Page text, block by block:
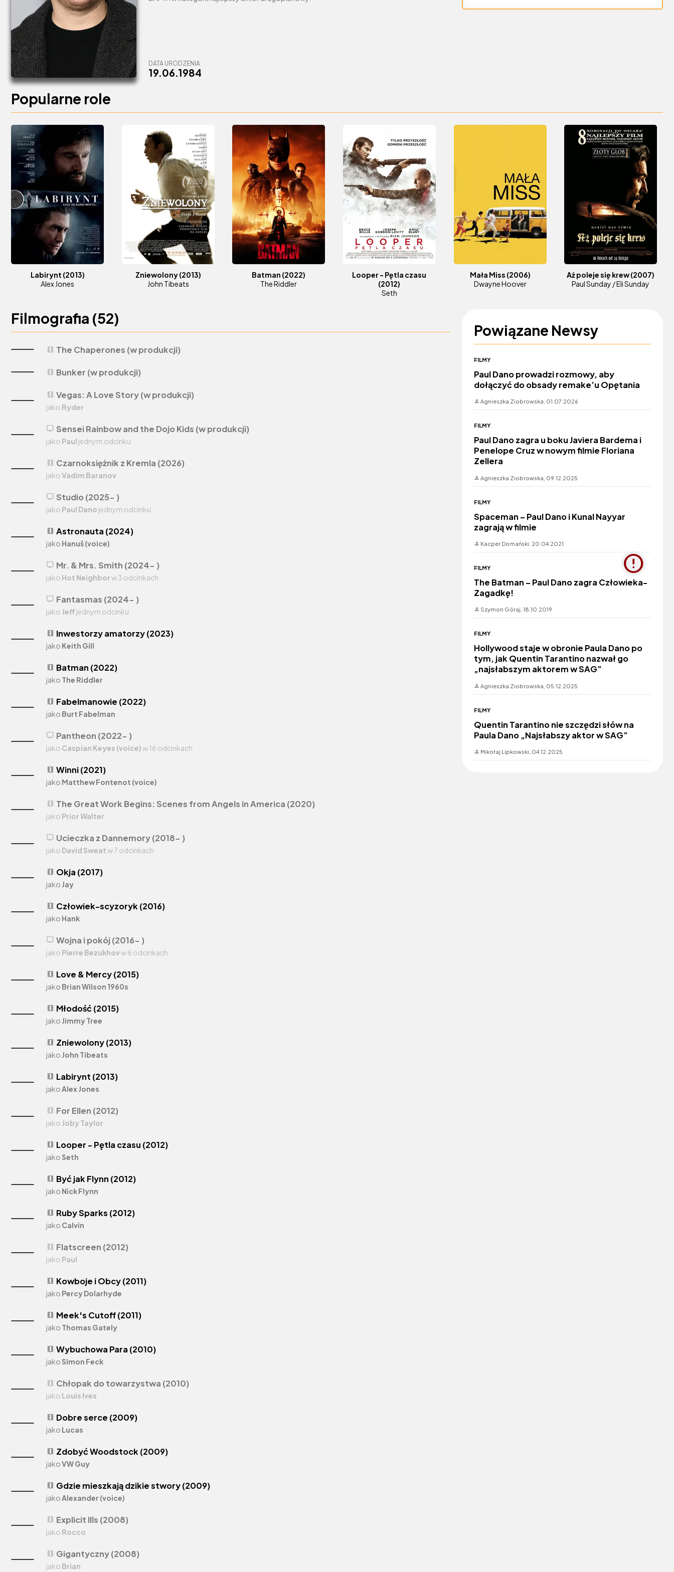
DATA URODZENIA
19.06.1984
Popularne role
Labirynt (2013)
Alex Jones
Zniewolony(2013)
John Tibeats
Batman (2022)
The Riddler
Looper - Pętla czasu
(2012)
Seth
Mała Miss (2006)
Dwayne Hoover
Aż poleje się krew(2007)
Paul Sunday / Eli Sunday
Filmografia (52)
theaters Explicit Ills (2008)
jako Rocco
theaters Dobre serce (2009)
jako Lucas
theaters Zdobyć Woodstock (2009)
jakoVW Guy
theaters Gigantyczny (2008)
jako Brian
theaters Wybuchowa Para (2010)
jako Simon Feck
theaters Gdzie mieszkają dzikie stwory (2009)
jakoAlexander (voice)
theaters Chłopak do towarzystwa (2010)
jako Louis Ives
theaters Kowboje i Obcy (2011)
jako Percy Dolarhyde
theaters For Ellen (2012)
jako Joby Taylor
theaters Meek's Cutoff (2011)
jako Thomas Gately
theaters Zniewolony (2013)
jako John Tibeats
theaters Looper - Pętla czasu (2012)
jako Seth
theaters Być jak Flynn (2012)
jako Nick Flynn
theaters Ruby Sparks (2012)
jako Calvin
theaters Labirynt (2013)
jakoAlex Jones
theaters Love & Mercy (2015)
jako Brian Wilson 1960s
theaters Inwestorzy amatorzy (2023)
jako Keith Gill
theaters Młodość (2015)
jako Jimmy Tree
theaters Człowiek-scyzoryk (2016)
jako Hank
theaters Czarnoksiężnik z Kremla (2026)
jakoVadim Baranov
theaters Okja (2017)
jako Jay
theaters Batman (2022)
jako The Riddler
theaters Flatscreen (2012)
jako Paul
theaters Winni (2021)
jako Matthew Fontenot (voice)
theaters The Great Work Begins: Scenes from Angels in America (2020)
jako Prior Walter
theaters Fabelmanowie (2022)
jako Burt Fabelman
theaters Astronauta (2024)
jako Hanuš (voice)
theaters The Chaperones (w produkcji)
theaters Bunker (w produkcji)
theaters Vegas: A Love Story (w produkcji)
jako Ryder
tv Wojna i pokój (2016- )
jako Pierre Bezukhovw 6 odcinkach
tv Ucieczka z Dannemory (2018- )
jako David Sweatw 7 odcinkach
tv Pantheon (2022- )
jako Caspian Keyes (voice)w 16 odcinkach
tv Sensei Rainbow and the Dojo Kids (w produkcji)
jako Paul jednym odcinku
tv Mr. & Mrs. Smith (2024- )
jako Hot Neighborw 3 odcinkach
tv Fantasmas (2024- )
jako Jeff jednym odcinku
tv Studio (2025- )
jako Paul Dano jednym odcinku
Powiązane Newsy
FILMY
Paul Dano prowadzi rozmowy, aby
dołączyć do obsady remake’u Opętania
Agnieszka Ziobrowska, 01.07.2026
FILMY
Paul Dano zagra u boku Javiera Bardema i
Penelope Cruz w nowym filmie Floriana
Zellera
Agnieszka Ziobrowska, 09.12.2025
FILMY
Spaceman – Paul Dano i Kunal Nayyar
zagrają w filmie
Kacper Domański, 20.04.2021
FILMY
The Batman – Paul Dano zagra Człowieka-
Zagadkę!
Szymon Góraj,18.10.2019
FILMY
Hollywood staje w obronie Paula Dano po
tym, jak Quentin Tarantino nazwał go
„najsłabszym aktorem w SAG”
Agnieszka Ziobrowska, 05.12.2025
FILMY
Quentin Tarantino nie szczędzi słów na
Paula Dano „Najsłabszy aktor w SAG”
Mikołaj Lipkowski, 04.12.2025